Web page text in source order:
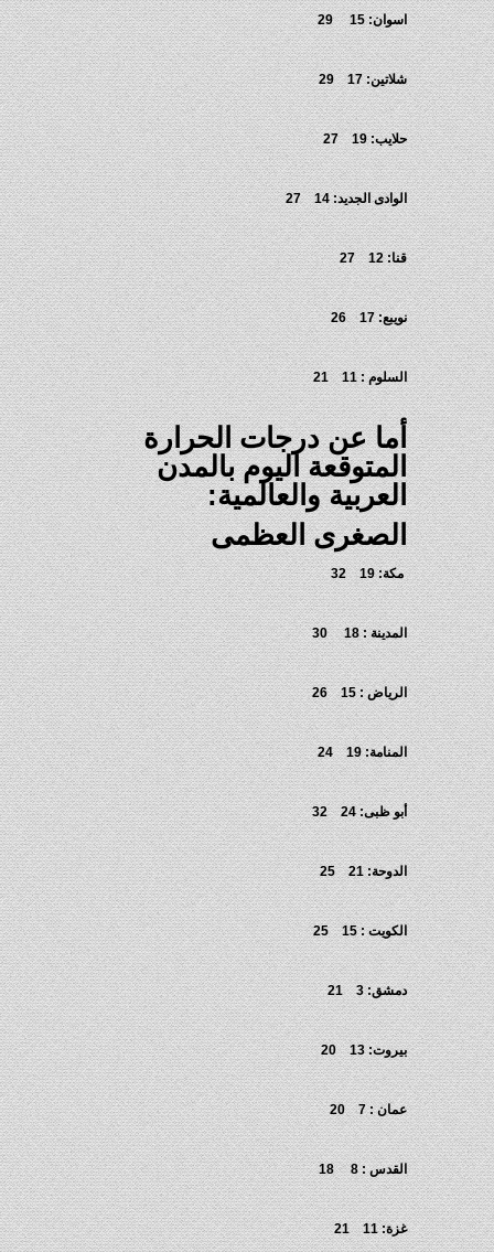
اسوان: 15 29
شلاتين: 17 29
حلايب: 19 27
الوادى الجديد: 14 27
قنا: 12 27
نويبع: 17 26
السلوم : 11 21
أما عن درجات الحرارة
المتوقعة اليوم بالمدن
العربية والعالمية:
الصغرى العظمى
مكة: 19 32
المدينة : 18 30
الرياض : 15 26
المنامة: 19 24
أبو ظبى: 24 32
الدوحة: 21 25
الكويت : 15 25
دمشق: 3 21
بيروت: 13 20
عمان : 7 20
القدس : 8 18
غزة: 11 21